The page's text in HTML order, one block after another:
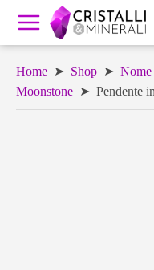
Home ➤ Shop ➤
Moonstone ➤ Pendente